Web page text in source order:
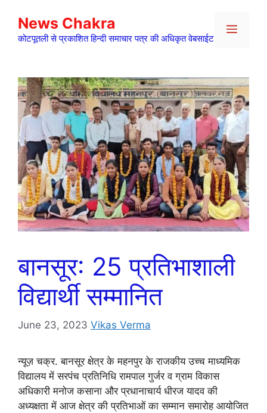
content
News Chakra
कोटपूतली से प्रकाशित हिन्दी समाचार पत्र की अधिकृत वेबसाईट
Menu
बानसूर: 25 प्रतिभाशाली
विद्यार्थी सम्मानित
June 23, 2023 Vikas Verma
न्यूज़ चक्र. बानसूर क्षेत्र के महनपुर के राजकीय उच्च माध्यमिक
विद्यालय में सरपंच प्रतिनिधि रामपाल गुर्जर व ग्राम विकास
अधिकारी मनोज कसाना और प्रधानाचार्य धीरज यादव की
अध्यक्षता में आज क्षेत्र की प्रतिभाओं का सम्मान समारोह आयोजित